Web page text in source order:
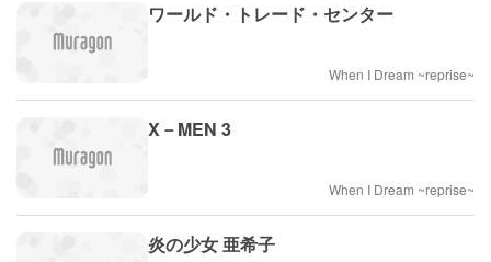
ワールド・トレード・センター
When I Dream ~reprise~
X－MEN 3
When I Dream ~reprise~
炎の少女 亜希子